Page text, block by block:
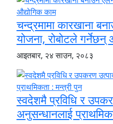
चन्द्रमामा कारखाना
योजना, रोबोटले गर्नेछन्
आइतबार, २४ साउन, २०८३
स्वदेशमै प्रविधि र
अनुसन्धानलाई